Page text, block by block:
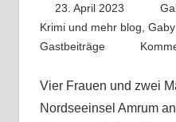
23. April 2023
Krimi und mehr blog
Gastbeiträge
Vier Frauen und zwei
Nordseeinsel Amrum